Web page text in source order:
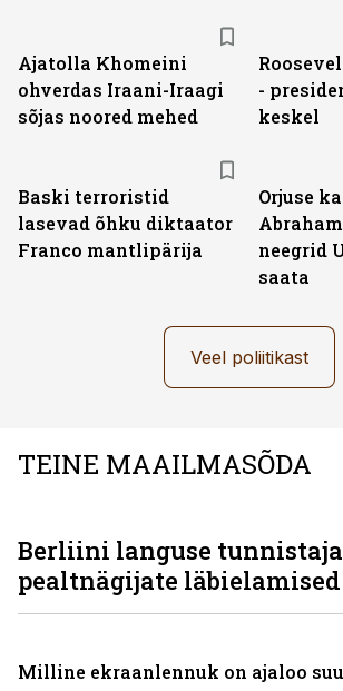
Ajatolla Khomeini
ohverdas Iraani-Iraagi
sõjas noored mehed
-
keskel
Baski terroristid
lasevad õhku diktaator
Franco mantlipärija
Orjuse
neegrid
saata
Veel poliitikast
TEINE MAAILMASÕDA
Berliini languse
pealtnägijate läbielamised
Milline ekraanlennuk on ajaloo